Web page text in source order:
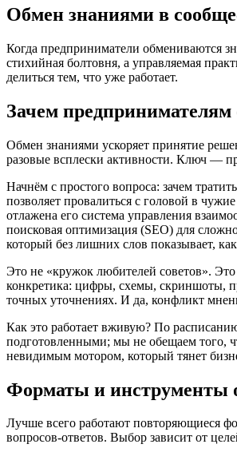
Обмен знаниями в
Когда предприниматели обмениваются
стихийная болтовня, а управляемая
делиться тем, что уже работает.
Зачем предпринимателям
Обмен знаниями ускоряет принятие
разовые всплески активности. Ключ —
Начнём с простого вопроса: зачем
позволяет провалиться с головой в
отлажена его система управления
поисковая оптимизация (SEO) для
который без лишних слов показывает,
Это не «кружок любителей советов».
конкретика: цифры, схемы, скриншоты,
точных уточнениях. И да, конфликт
Как это работает вживую? По
подготовленными; мы не обещаем того,
невидимым мотором, который тянет
Форматы и инструменты
Лучше всего работают повторяющиеся
вопросов‑ответов. Выбор зависит от